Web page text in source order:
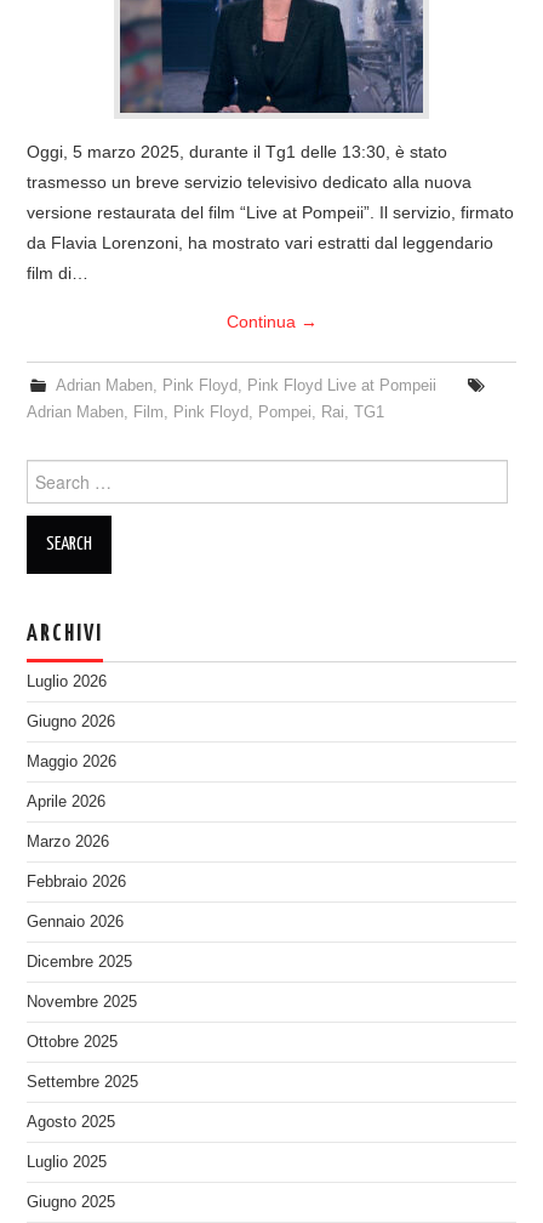
COVER & TRIBUTI
DISCOGRAFIA
LINKS
CONTATTI
PINKFLOYDIANE
Oggi, 5 marzo 2025, durante il Tg1 delle 13:30, è stato
trasmesso un breve servizio televisivo dedicato alla nuova
versione restaurata del film “Live at Pompeii”. Il servizio, firmato
da Flavia Lorenzoni, ha mostrato vari estratti dal leggendario
film di…
Continua →
Adrian Maben, Pink Floyd, Pink Floyd Live at Pompeii
Adrian Maben, Film, Pink Floyd, Pompei, Rai,TG1
for:
ARCHIVI
Luglio 2026
Giugno 2026
Maggio 2026
Aprile 2026
Marzo 2026
Febbraio 2026
Gennaio 2026
Dicembre 2025
Novembre 2025
Ottobre 2025
Settembre 2025
Agosto 2025
Luglio 2025
Giugno 2025